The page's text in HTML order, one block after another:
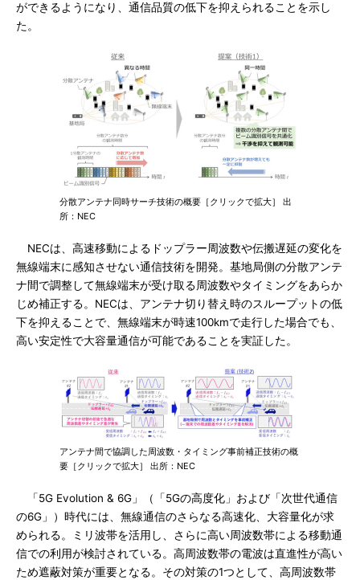
ができるようになり、通信品質の低下を抑えられることを示し
た。
分散アンテナ同時サーチ技術の概要［クリックで拡大］ 出
所：NEC
NECは、高速移動によるドップラー周波数や伝搬遅延の変化を
無線端末に感知させない通信技術を開発。基地局側の分散アンテ
ナ間で調整して無線端末が受け取る周波数やタイミングをあらか
じめ補正する。NECは、アンテナ切り替え時のスループットの低
下を抑えることで、無線端末が時速100kmで走行した場合でも、
高い安定性で大容量通信が可能であることを実証した。
アンテナ間で協調した周波数・タイミング事前補正技術の概
要［クリックで拡大］ 出所：NEC
「5G Evolution & 6G」（「5Gの高度化」および「次世代通信
の6G」）時代には、無線通信のさらなる高速化、大容量化が求
められる。ミリ波帯を活用し、さらに高い周波数帯による移動通
信での利用が検討されている。高周波数帯の電波は直進性が高い
ため遮蔽対策が重要となる。その対策の1つとして、高周波数帯